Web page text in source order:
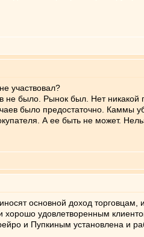
участвовал?
было. Рынок был. Нет никакой
было предостаточно. Каммы
А ее быть не может.
основной доход торговцам,
хорошо удовлетворенным
и Пупкиным установлена и